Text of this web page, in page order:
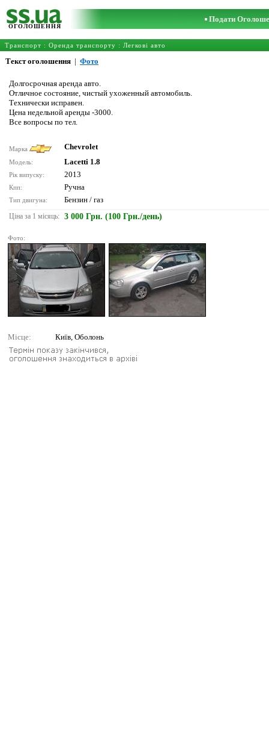
ОГОЛОШЕННЯ
Подати
Транспорт : Оренда транспорту : Легкові авто
Текст оголошення | Фото
Долгосрочная аренда авто.
Отличное состояние, чистый ухоженный автомобиль.
Технически исправен.
Цена недельной аренды -3000.
Все вопросы по тел.
Марка Chevrolet
Модель: Lacetti 1.8
Рік випуску: 2013
Кпп: Ручна
Тип двигуна: Бензин / газ
Ціна за 1 місяць: 3 000 Грн. (100 Грн./день)
Фото:
Місце: Київ, Оболонь